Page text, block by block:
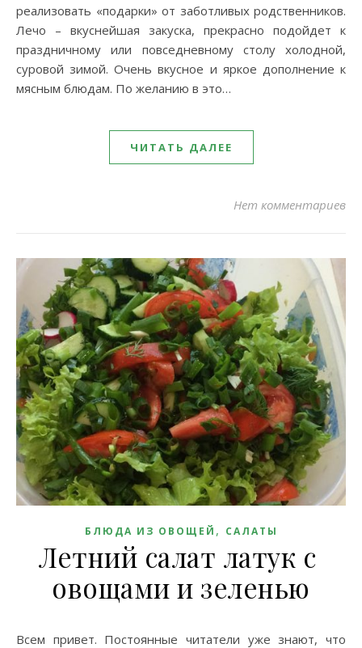
реализовать «подарки» от заботливых родственников.
Лечо – вкуснейшая закуска, прекрасно подойдет к
праздничному или повседневному столу холодной,
суровой зимой. Очень вкусное и яркое дополнение к
мясным блюдам. По желанию в это…
ЧИТАТЬ ДАЛЕЕ
Нет комментариев
БЛЮДА ИЗ ОВОЩЕЙ , САЛАТЫ
Летний салат латук с
овощами и зеленью
Всем привет. Постоянные читатели уже знают, что